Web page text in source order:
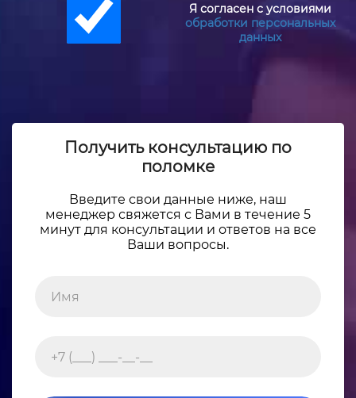
Я согласен с условиями
обработки персональных
данных
Получить консультацию по
поломке
Введите свои данные ниже, наш
менеджер свяжется с Вами в течение 5
минут для консультации и ответов на все
Ваши вопросы.